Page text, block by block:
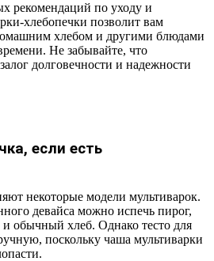
рекомендаций по уходу и
хлебопечки позволит вам
хлебом и другими блюдами
Не забывайте, что
долговечности и надежности
если есть
некоторые модели мультиварок.
девайса можно испечь пирог,
и обычный хлеб. Однако тесто для
поскольку чаша мультиварки